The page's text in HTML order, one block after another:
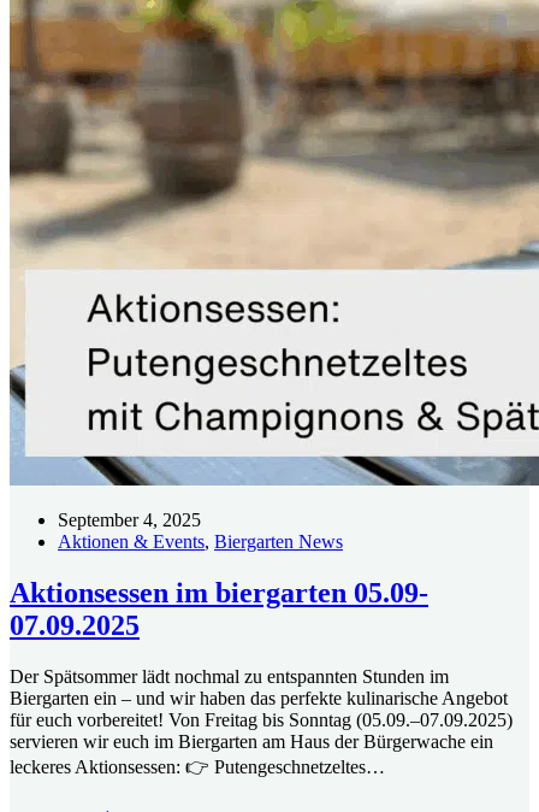
September 4, 2025
Aktionen & Events, Biergarten News
Aktionsessen im biergarten 05.09-
07.09.2025
Der Spätsommer lädt nochmal zu entspannten Stunden im
Biergarten ein – und wir haben das perfekte kulinarische Angebot
für euch vorbereitet! Von Freitag bis Sonntag (05.09.–07.09.2025)
servieren wir euch im Biergarten am Haus der Bürgerwache ein
leckeres Aktionsessen: 👉 Putengeschnetzeltes…